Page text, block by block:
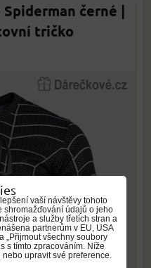
černé |
tričko
vaší návštěvy tohoto
shromažďování údajů o jeho
a služby třetích stran a
partnerům v EU, USA
„Přijmout všechny soubory
s tímto zpracováním. Níže
upravit své preference.